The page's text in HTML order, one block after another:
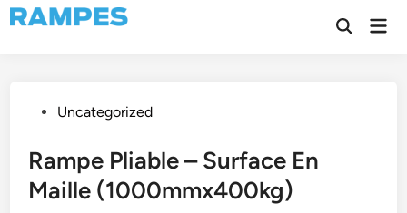
Skip
to
Open
PostedUncategorized
Rampe Pliable – Surface En
Maille (1000mmx400kg)